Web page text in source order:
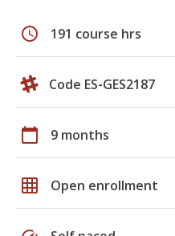
schedule 191 course hrs
Code ES-GES2187
calendar_today 9 months
grid_on Open enrollment